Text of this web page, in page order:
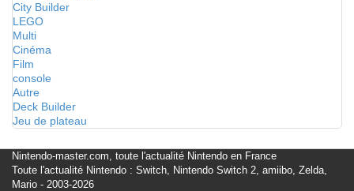
City Builder
LEGO
Multi
Cinéma
Film
console
Autre
Deck Builder
Jeu de plateau
Nintendo-master.com, toute l'actualité Nintendo en France
Toute l'actualité Nintendo : Switch, Nintendo Switch 2, amiibo, Zelda,
Mario - 2003-2026